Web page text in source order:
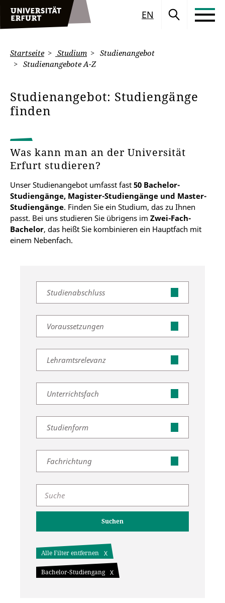
EN
Startseite Studium
Studienangebot
Studienangebote A-Z
Studienangebot: Studiengänge
finden
Was kann man an der Universität
Erfurt studieren?
Unser Studienangebot umfasst fast 50 Bachelor-
Studiengänge, Magister-Studiengänge und Master-
Studiengänge. Finden Sie ein Studium, das zu Ihnen
passt. Bei uns studieren Sie übrigens im Zwei-Fach-
Bachelor, das heißt Sie kombinieren ein Hauptfach mit
einem Nebenfach.
Studienabschluss
Voraussetzungen
Lehramtsrelevanz
Unterrichtsfach
Studienform
Fachrichtung
Suchen
Alle Filter entfernen
Bachelor-Studiengang